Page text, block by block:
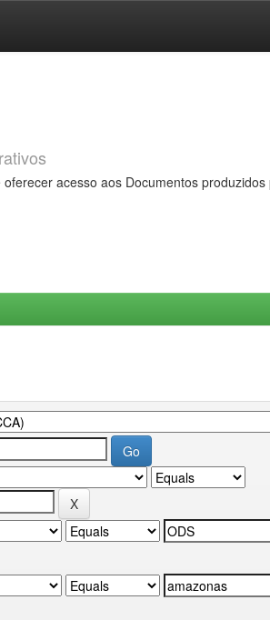
acesso aos Documentos